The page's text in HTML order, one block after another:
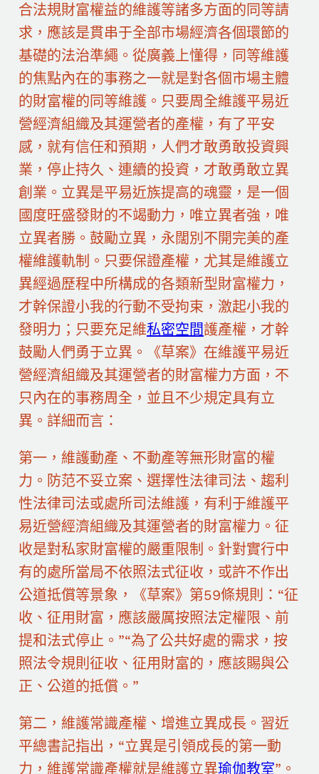
合法規財富權益的維護等諸多方面的同等請
求，應該是貫串于全部市場經濟各個環節的
基礎的法治準繩。從廣義上懂得，同等維護
的焦點內在的事務之一就是對各個市場主體
的財富權的同等維護。只要周全維護平易近
營經濟組織及其運營者的產權，有了平安
感，就有信任和預期，人們才敢勇敢投資興
業，停止持久、連續的投資，才敢勇敢立異
創業。立異是平易近族提高的魂靈，是一個
國度旺盛發財的不竭動力，唯立異者強，唯
立異者勝。鼓勵立異，永闊別不開完美的產
權維護軌制。只要保證產權，尤其是維護立
異經過歷程中所構成的各類新型財富權力，
才幹保證小我的行動不受拘束，激起小我的
發明力；只要充足維私密空間護產權，才幹
鼓勵人們勇于立異。《草案》在維護平易近
營經濟組織及其運營者的財富權力方面，不
只內在的事務周全，並且不少規定具有立
異。詳細而言：
第一，維護動產、不動產等無形財富的權
力。防范不妥立案、選擇性法律司法、趨利
性法律司法或處所司法維護，有利于維護平
易近營經濟組織及其運營者的財富權力。征
收是對私家財富權的嚴重限制。針對實行中
有的處所當局不依照法式征收，或許不作出
公道抵償等景象，《草案》第59條規則：“征
收、征用財富，應該嚴厲按照法定權限、前
提和法式停止。”“為了公共好處的需求，按
照法令規則征收、征用財富的，應該賜與公
正、公道的抵償。”
第二，維護常識產權、增進立異成長。習近
平總書記指出，“立異是引領成長的第一動
力，維護常識產權就是維護立異瑜伽教室”。